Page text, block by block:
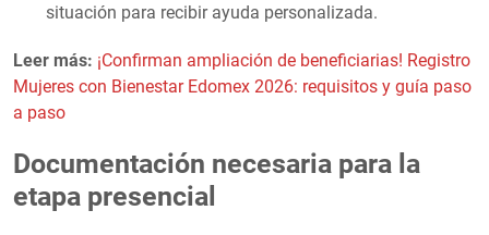
situación para recibir ayuda personalizada.
Leer más: ¡Confirman ampliación de beneficiarias! Registro
Mujeres con Bienestar Edomex 2026: requisitos y guía paso
a paso
Documentación necesaria para la
etapa presencial